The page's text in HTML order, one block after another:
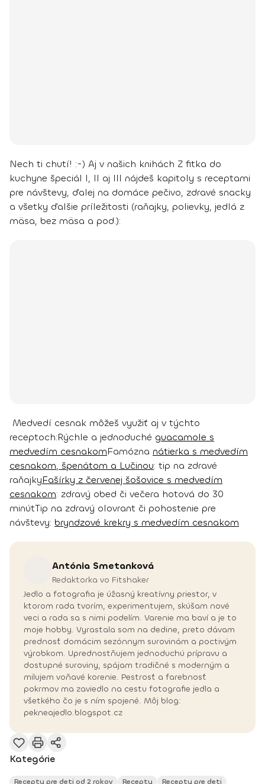
Nech ti chutí! :-) Aj v našich knihách Z fitka do
kuchyne špeciál I, II aj III nájdeš kapitoly s receptami
pre návštevy, ďalej na domáce pečivo, zdravé snacky
a všetky ďalšie príležitosti (raňajky, polievky, jedlá z
mäsa, bez mäsa a pod.):
Medvedí cesnak môžeš využiť aj v týchto
receptoch:Rýchle a jednoduché guacamole s
medvedím cesnakomFamózna nátierka s medvedím
cesnakom, špenátom a Lučinou: tip na zdravé
raňajkyFašírky z červenej šošovice s medvedím
cesnakom: zdravý obed či večera hotová do 30
minútTip na zdravý olovrant či pohostenie pre
návštevy: bryndzové krekry s medvedím cesnakom
Antónia Smetanková
Redaktorka vo Fitshaker
Jedlo a fotografia je úžasný kreatívny priestor, v
ktorom rada tvorím, experimentujem, skúšam nové
veci a rada sa s nimi podelím. Varenie ma baví a je to
moje hobby. Vyrastala som na dedine, preto dávam
prednosť domácim sezónnym surovinám a poctivým
výrobkom. Uprednostňujem jednoduchú prípravu a
dostupné suroviny, spájam tradičné s moderným a
milujem voňavé korenie. Pestrosť a farebnosť
pokrmov ma zaviedlo na cestu fotografie jedla a
všetkého čo je s ním spojené. Môj blog:
pekneajedlo.blogspot.cz
Kategórie
Recepty pre deti od 2 rokov Recepty
Recepty pre deti